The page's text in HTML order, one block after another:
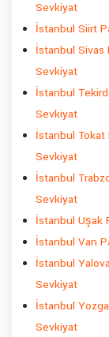
Sevkiyat
İstanbul Siirt
İstanbul Sivas
Sevkiyat
İstanbul
Sevkiyat
İstanbul Tokat
Sevkiyat
İstanbul
Sevkiyat
İstanbul Uşak
İstanbul Van
İstanbul
Sevkiyat
İstanbul
Sevkiyat